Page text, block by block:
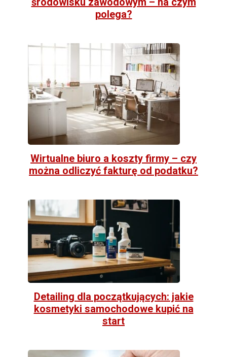
polega?
Wirtualne biuro a koszty firmy – czy
można odliczyć fakturę od podatku?
Detailing dla początkujących: jakie
kosmetyki samochodowe kupić na
start